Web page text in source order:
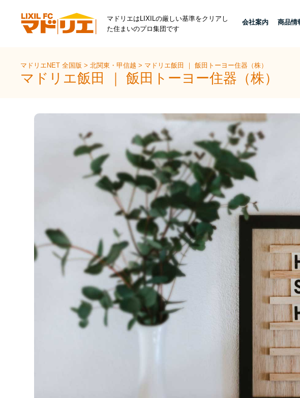
マドリエはLIXILの厳しい基準をクリアし
た住まいのプロ集団です
会社案内 商品情
マドリエNET 全国版>北関東・甲信越> マドリエ飯田 ｜ 飯田トーヨー住器（株）
マドリエ飯田 ｜ 飯田トーヨー住器（株）